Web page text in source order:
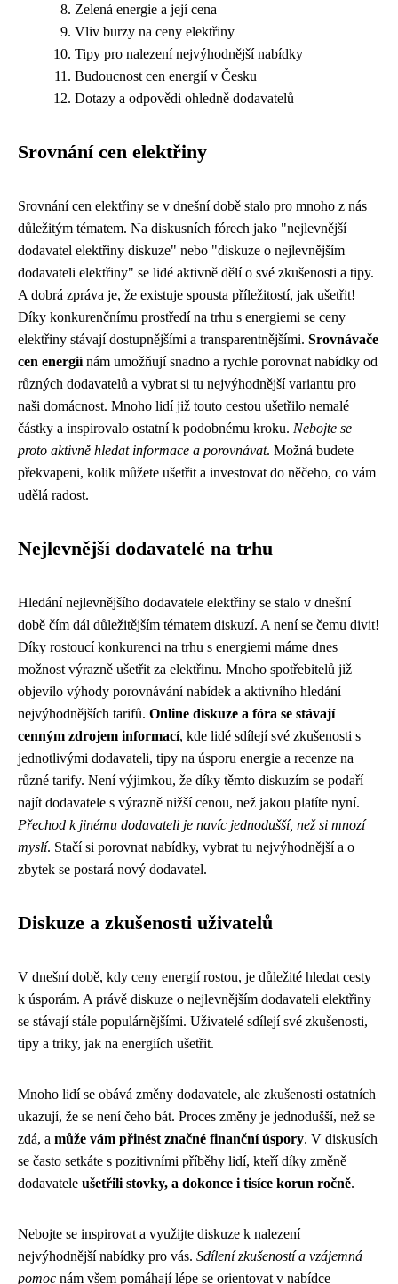
Zelená energie a její cena
Vliv burzy na ceny elektřiny
Tipy pro nalezení nejvýhodnější nabídky
Budoucnost cen energií v Česku
Dotazy a odpovědi ohledně dodavatelů
Srovnání cen elektřiny
Srovnání cen elektřiny se v dnešní době stalo pro mnoho z nás
důležitým tématem. Na diskusních fórech jako "nejlevnější
dodavatel elektřiny diskuze" nebo "diskuze o nejlevnějším
dodavateli elektřiny" se lidé aktivně dělí o své zkušenosti a tipy.
A dobrá zpráva je, že existuje spousta příležitostí, jak ušetřit!
Díky konkurenčnímu prostředí na trhu s energiemi se ceny
elektřiny stávají dostupnějšími a transparentnějšími. Srovnávače
cen energiínám umožňují snadno a rychle porovnat nabídky od
různých dodavatelů a vybrat si tu nejvýhodnější variantu pro
naši domácnost. Mnoho lidí již touto cestou ušetřilo nemalé
částky a inspirovalo ostatní k podobnému kroku. Nebojte se
proto aktivně hledat informace a porovnávat. Možná budete
překvapeni, kolik můžete ušetřit a investovat do něčeho, co vám
udělá radost.
Nejlevnější dodavatelé na trhu
Hledání nejlevnějšího dodavatele elektřiny se stalo v dnešní
době čím dál důležitějším tématem diskuzí. A není se čemu divit!
Díky rostoucí konkurenci na trhu s energiemi máme dnes
možnost výrazně ušetřit za elektřinu. Mnoho spotřebitelů již
objevilo výhody porovnávání nabídek a aktivního hledání
nejvýhodnějších tarifů. Online diskuze a fóra se stávají
cenným zdrojem informací, kde lidé sdílejí své zkušenosti s
jednotlivými dodavateli, tipy na úsporu energie a recenze na
různé tarify. Není výjimkou, že díky těmto diskuzím se podaří
najít dodavatele s výrazně nižší cenou, než jakou platíte nyní.
Přechod k jinému dodavateli je navíc jednodušší, než si mnozí
myslí. Stačí si porovnat nabídky, vybrat tu nejvýhodnější a o
zbytek se postará nový dodavatel.
Diskuze a zkušenosti uživatelů
V dnešní době, kdy ceny energií rostou, je důležité hledat cesty
k úsporám. A právě diskuze o nejlevnějším dodavateli elektřiny
se stávají stále populárnějšími. Uživatelé sdílejí své zkušenosti,
tipy a triky, jak na energiích ušetřit.
Mnoho lidí se obává změny dodavatele, ale zkušenosti ostatních
ukazují, že se není čeho bát. Proces změny je jednodušší, než se
zdá, a může vám přinést značné finanční úspory. V diskusích
se často setkáte s pozitivními příběhy lidí, kteří díky změně
dodavatele ušetřili stovky, a dokonce i tisíce korun ročně.
Nebojte se inspirovat a využijte diskuze k nalezení
nejvýhodnější nabídky pro vás. Sdílení zkušeností a vzájemná
pomoc nám všem pomáhají lépe se orientovat v nabídce